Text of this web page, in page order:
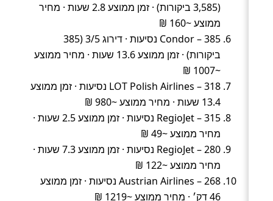
(3,585 ביקורות) · זמן ממוצע 2.8 שעות · מחיר
ממוצע ~160 ₪
Condor – 385 נסיעות · דירוג 3/5 (385
ביקורות) · זמן ממוצע 13.6 שעות · מחיר ממוצע
~1007 ₪
LOT Polish Airlines – 318 נסיעות · זמן ממוצע
13.4 שעות · מחיר ממוצע ~980 ₪
RegioJet – 315 נסיעות · זמן ממוצע 2.5 שעות ·
מחיר ממוצע ~49 ₪
RegioJet – 280 נסיעות · זמן ממוצע 7.3 שעות ·
מחיר ממוצע ~122 ₪
Austrian Airlines – 268 נסיעות · זמן ממוצע
46 דק׳ · מחיר ממוצע ~1219 ₪